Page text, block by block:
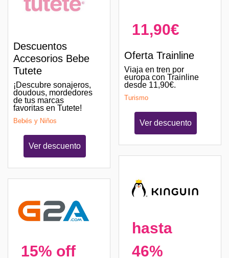
Descuentos
Accesorios Bebe
Tutete
¡Descubre sonajeros,
doudous, mordedores
de tus marcas
favoritas en Tutete!
Bebés y Niños
Ver descuento
15% off
11,90€
Oferta Trainline
Viaja en tren por
europa con Trainline
desde 11,90€.
Turismo
Ver descuento
hasta
46%